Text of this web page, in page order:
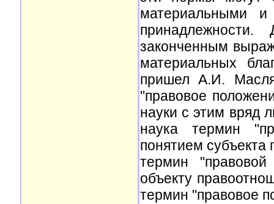
материальными и
законченным
материальных
пришел А.И.
"правовое
науки с этим вряд
наука термин
понятием субъекта
термин
объекту
термин "правовое